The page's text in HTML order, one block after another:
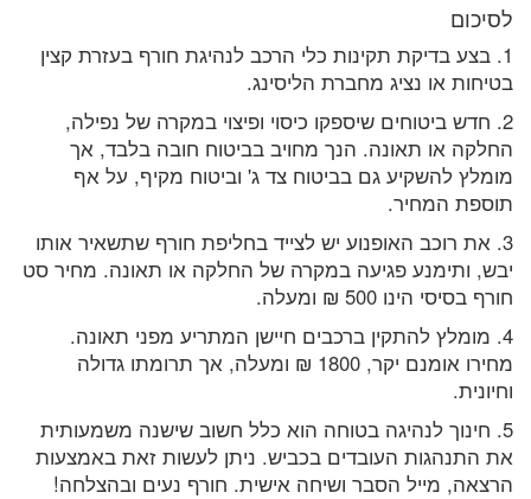
לסיכום
1. בצע בדיקת תקינות כלי הרכב לנהיגת חורף בעזרת קצין
בטיחות או נציג מחברת הליסינג.
2. חדש ביטוחים שיספקו כיסוי ופיצוי במקרה של נפילה,
החלקה או תאונה. הנך מחויב בביטוח חובה בלבד, אך
מומלץ להשקיע גם בביטוח צד ג' וביטוח מקיף, על אף
תוספת המחיר.
3. את רוכב האופנוע יש לצייד בחליפת חורף שתשאיר אותו
יבש, ותימנע פגיעה במקרה של החלקה או תאונה. מחיר סט
חורף בסיסי הינו 500 ₪ ומעלה.
4. מומלץ להתקין ברכבים חיישן המתריע מפני תאונה.
מחירו אומנם יקר, 1800 ₪ ומעלה, אך תרומתו גדולה
וחיונית.
5. חינוך לנהיגה בטוחה הוא כלל חשוב שישנה משמעותית
את התנהגות העובדים בכביש. ניתן לעשות זאת באמצעות
הרצאה, מייל הסבר ושיחה אישית. חורף נעים ובהצלחה!